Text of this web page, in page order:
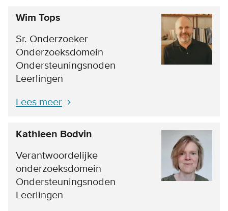
Wim Tops
Sr. Onderzoeker
Onderzoeksdomein
Ondersteuningsnoden
Leerlingen
Lees meer
Kathleen Bodvin
Verantwoordelijke
onderzoeksdomein
Ondersteuningsnoden
Leerlingen